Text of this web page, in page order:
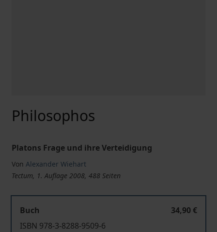
Philosophos
Platons Frage und ihre Verteidigung
Von Alexander Wiehart
Tectum, 1. Auflage 2008, 488 Seiten
Buch
34,90 €
ISBN 978-3-8288-9509-6